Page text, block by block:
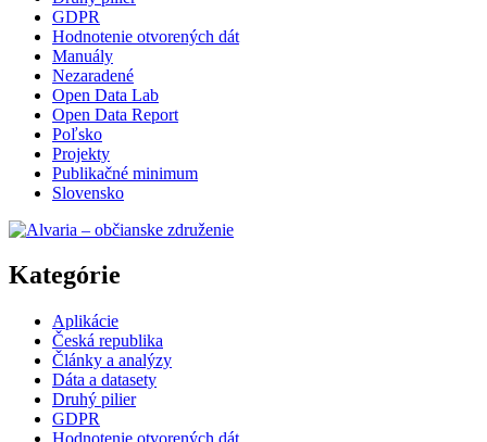
GDPR
Hodnotenie otvorených dát
Manuály
Nezaradené
Open Data Lab
Open Data Report
Poľsko
Projekty
Publikačné minimum
Slovensko
Kategórie
Aplikácie
Česká republika
Články a analýzy
Dáta a datasety
Druhý pilier
GDPR